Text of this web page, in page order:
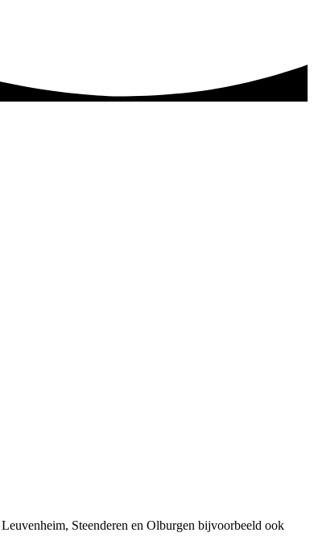
Steenderen en Olburgen bijvoorbeeld ook